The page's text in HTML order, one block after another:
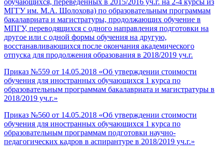
МГГУ им. М.А. Шолохова) по образовательным программам
бакалавриата и магистратуры, продолжающих обучение в
МПГУ, переводящихся с одного направления подготовки на
другое или с одной формы обучения на другую,
восстанавливающихся после окончания академического
отпуска для продолжения образования в 2018/2019 уч.г.
Приказ №559 от 14.05.2018 «Об утверждении стоимости
обучения для иностранных обучающихся 1 курса по
образовательным программам бакалавриата и магистратуры в
2018/2019 уч.г.»
Приказ №560 от 14.05.2018 «Об утверждении стоимости
обучения для иностранных обучающихся 1 курса по
образовательным программам подготовки научно-
педагогических кадров в аспирантуре в 2018/2019 уч.г.»